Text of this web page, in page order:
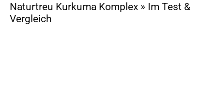
Naturtreu Kurkuma Komplex » Im Test &
Vergleich